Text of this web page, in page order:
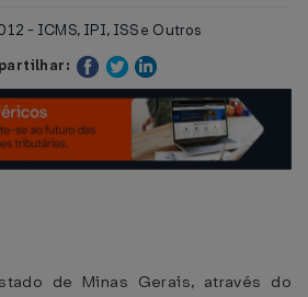
- ICMS, IPI, ISS e Outros
de Minas Gerais, através do